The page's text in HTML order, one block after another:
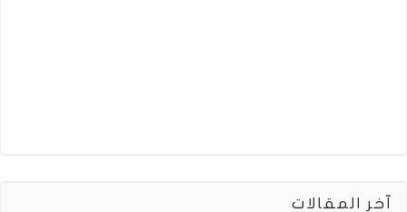
آخر المقالات